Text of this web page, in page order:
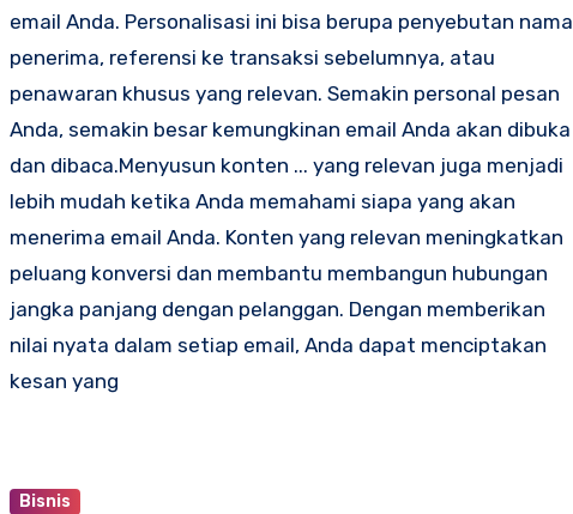
email Anda. Personalisasi ini bisa berupa penyebutan nama
penerima, referensi ke transaksi sebelumnya, atau
penawaran khusus yang relevan. Semakin personal pesan
Anda, semakin besar kemungkinan email Anda akan dibuka
dan dibaca.Menyusun konten ... yang relevan juga menjadi
lebih mudah ketika Anda memahami siapa yang akan
menerima email Anda. Konten yang relevan meningkatkan
peluang konversi dan membantu membangun hubungan
jangka panjang dengan pelanggan. Dengan memberikan
nilai nyata dalam setiap email, Anda dapat menciptakan
kesan yang
Bisnis